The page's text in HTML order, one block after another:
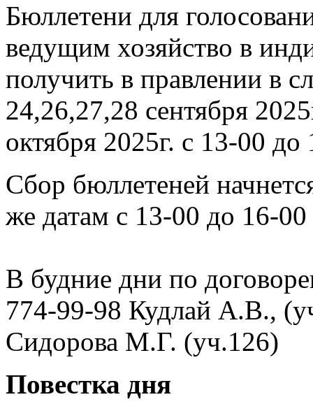
Бюллетени для
ведущим хозяйство в
получить в правлении в
24,26,27,28 сентября
октября 2025г. с 13-00 до
Сбор бюллетеней
же датам с 13-00 до 16-00
В будние дни по
774-99-98 Кудлай А.В.,
Сидорова М.Г.
Повестка дня